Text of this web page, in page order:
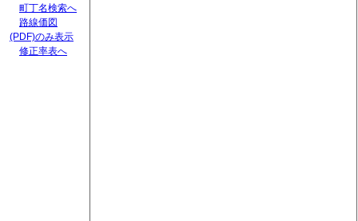
町丁名検索へ
路線価図
(PDF)のみ表示
修正率表へ